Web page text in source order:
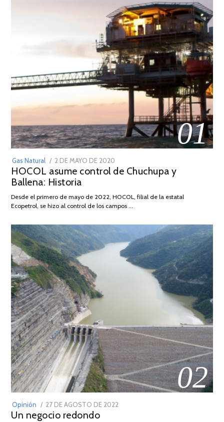
01
Gas Natural
POSTED
ON
2 DE MAYO DE 2020
DE
2026
HOCOL asume control de Chuchupa y
Ballena: Historia
Desde el primero de mayo de 2022, HOCOL, filial de la estatal
Ecopetrol, se hizo al control de los campos …
02
Opinión
POSTED
ON
27 DE AGOSTO DE 2022
Un negocio redondo